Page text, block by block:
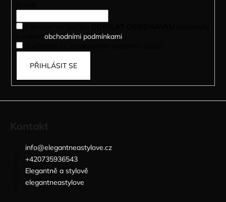
obchodními podmínkami.
PŘIHLÁSIT SE
info@elegantneastylove.cz
+420735936543
Elegantně a stylově
elegantneastylove